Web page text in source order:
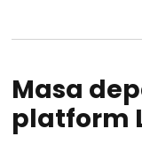
Masa
platform